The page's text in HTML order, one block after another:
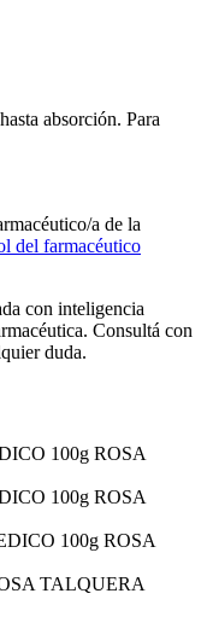
absorción. Para
a de la
del farmacéutico
con inteligencia
Consultá con
duda.
100g ROSA
100g ROSA
100g ROSA
TALQUERA